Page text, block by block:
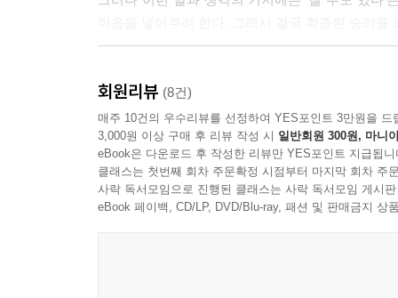
결국 우리가 붙들어야 할 것은 우리가 우리 자신
우리는 그리스도와 함께 다시 살리심을 받은 존재
영적인 가치를 계속 생각하라는 것이다. ‘하나님
이 곧 위의 것을 생각하는 것이다.
--- p.154
승리하셨다. 따라서 우리도 이미 이 땅을 살아
발견하고 그것을 활성화시켜서 드러내는 것이
간단하다. 이를 믿음으로 결부시켜 나가면 된다.
생각과 말을 꾸준히 정렬하고 연습하며 순종하자.
하나님은 우리가 누구인지 성경 66권에 세세히
회원리뷰 (8건)
매주 10건의 우수리뷰를 선정하여 YES포인트 3만원을 드
3,000원 이상 구매 후 리뷰 작성 시 일반회원 300원, 마니
eBook은 다운로드 후 작성한 리뷰만 YES포인트 지급됩니
클래스는 첫번째 회차 주문확정 시점부터 마지막 회차 주
사락 독서모임으로 진행된 클래스는 사락 독서모임 게시
eBook 페이백, CD/LP, DVD/Blu-ray, 패션 및 판매금지 상